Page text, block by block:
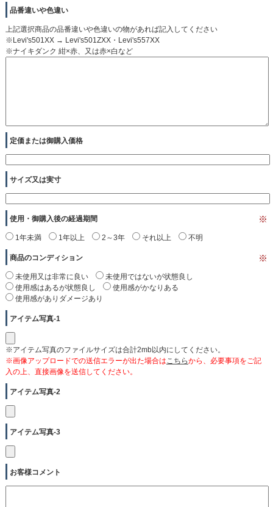
品番違いや色違い
上記選択商品の品番違いや色違いの物があれば記入してください
※Levi's501XX → Levi's501ZXX・Levi's557XX
※ナイキダンク 紺×赤、又は赤×白など
定価または御購入価格
サイズ又は実寸
使用・御購入後の経過期間 ※
1年未満 1年以上 2～3年 それ以上 不明
商品のコンディション ※
未使用又は非常に良い
未使用ではないが状態良し
使用感はあるが状態良し
使用感がかなりある
使用感がありダメージあり
アイテム写真-1
※アイテム写真のファイルサイズは合計2mb以内にしてください。
※画像アップロードでの送信エラーが出た場合は こちらから、必要事項をご記
入の上、直接画像を送信してください。
アイテム写真-2
アイテム写真-3
お客様コメント